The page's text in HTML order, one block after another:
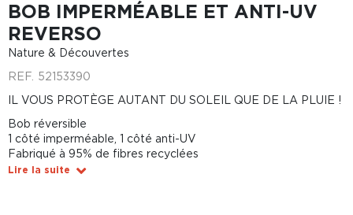
BOB IMPERMÉABLE ET ANTI-UV
REVERSO
Nature & Découvertes
REF. 52153390
IL VOUS PROTÈGE AUTANT DU SOLEIL QUE DE LA PLUIE !
Bob réversible
1 côté imperméable, 1 côté anti-UV
Fabriqué à 95% de fibres recyclées
Lire la suite